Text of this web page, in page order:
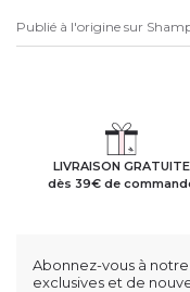
Publié à l'origine sur
LIVRAISON GRATUITE
dès 39€ de
Abonnez-vous à
exclusives et de